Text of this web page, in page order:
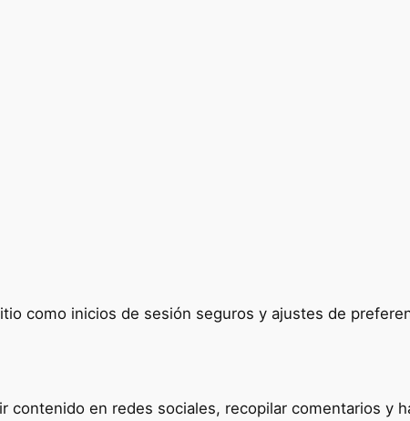
como inicios de sesión seguros y ajustes de
en redes sociales, recopilar comentarios y